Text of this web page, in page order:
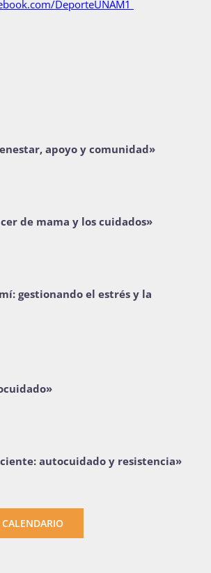
DeporteUNAM1
apoyo y comunidad»
de mama y los cuidados»
gestionando el estrés y la
autocuidado y resistencia»